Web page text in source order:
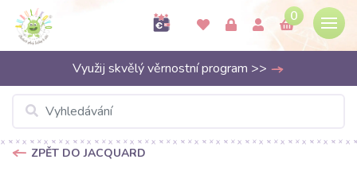
0
Využij skvělý věrnostní program >>
ZPĚT DO JACQUARD